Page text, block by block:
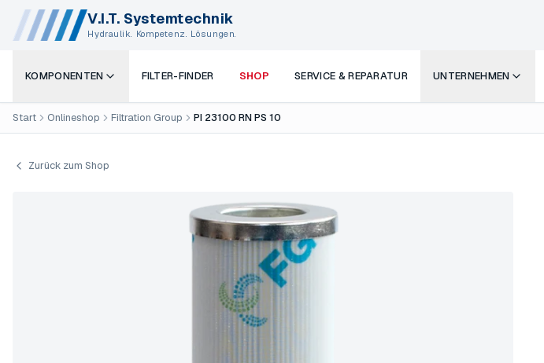
V.I.T. Systemtechnik
Hydraulik. Kompetenz. Lösungen.
KOMPONENTEN FILTER-FINDER SHOP SERVICE & REPARATUR UNTERNEHMEN
Start Onlineshop Filtration Group PI 23100 RN PS 10
Zurück zum Shop